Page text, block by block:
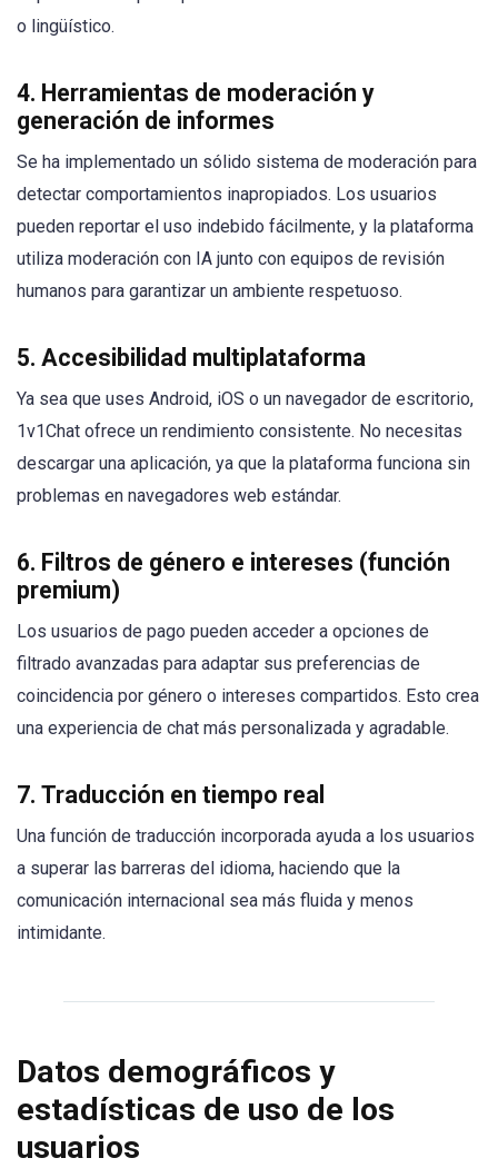
o lingüístico.
4. Herramientas de moderación y
generación de informes
Se ha implementado un sólido sistema de moderación para
detectar comportamientos inapropiados. Los usuarios
pueden reportar el uso indebido fácilmente, y la plataforma
utiliza moderación con IA junto con equipos de revisión
humanos para garantizar un ambiente respetuoso.
5. Accesibilidad multiplataforma
Ya sea que uses Android, iOS o un navegador de escritorio,
1v1Chat ofrece un rendimiento consistente. No necesitas
descargar una aplicación, ya que la plataforma funciona sin
problemas en navegadores web estándar.
6. Filtros de género e intereses (función
premium)
Los usuarios de pago pueden acceder a opciones de
filtrado avanzadas para adaptar sus preferencias de
coincidencia por género o intereses compartidos. Esto crea
una experiencia de chat más personalizada y agradable.
7. Traducción en tiempo real
Una función de traducción incorporada ayuda a los usuarios
a superar las barreras del idioma, haciendo que la
comunicación internacional sea más fluida y menos
intimidante.
Datos demográficos y
estadísticas de uso de los
usuarios